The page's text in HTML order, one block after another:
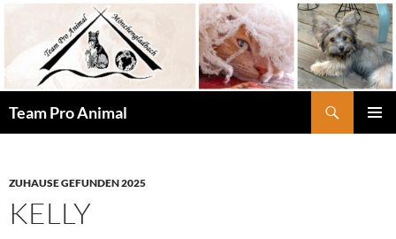
springen
Team Pro Animal
ZUHAUSE GEFUNDEN 2025
KELLY